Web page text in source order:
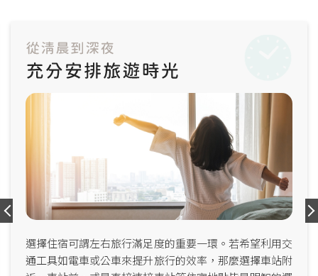
選擇住宿可謂左右旅行滿足度的重要一環。若希望利用交
通工具如電車或公車來提升旅行的效率，那麼選擇車站附